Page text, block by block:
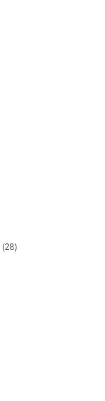
(28)